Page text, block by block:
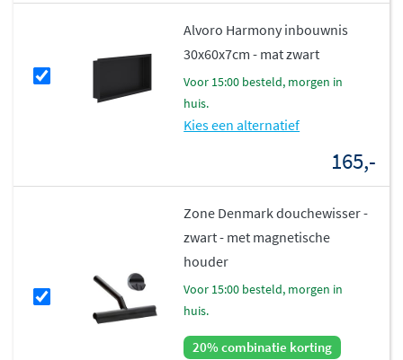
Alvoro Harmony inbouwnis
30x60x7cm - mat zwart
voor 15:00 besteld, morgen in
huis.
Kies een alternatief
165,-
Zone Denmark douchewisser -
zwart - met magnetische
houder
voor 15:00 besteld, morgen in
huis.
20% combinatie korting